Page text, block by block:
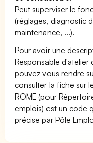
Peut superviser le
(réglages, diagnostic
maintenance, ...).
Pour avoir une
Responsable
pouvez vous rendre
consulter la fiche sur
ROME (pour
emplois) est un code
précise par Pôle